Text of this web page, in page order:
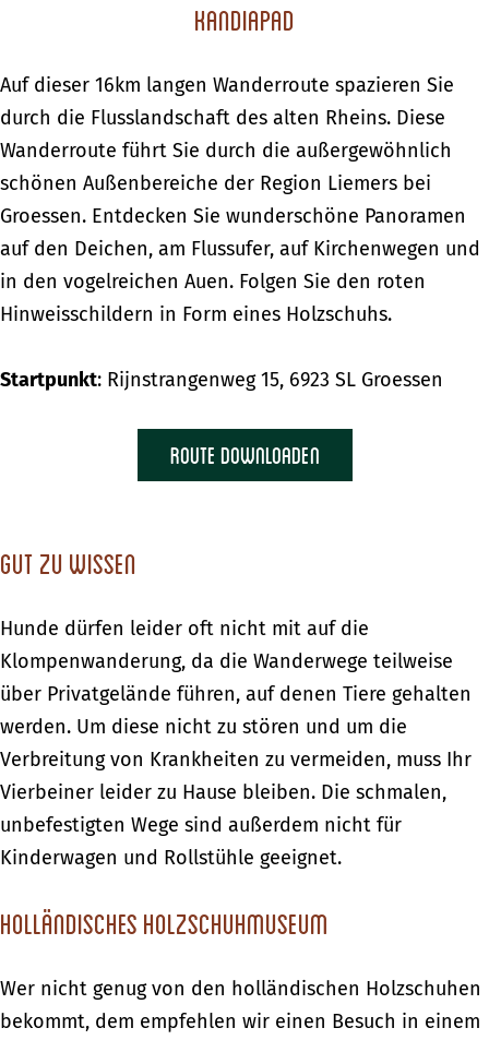
Kandiapad
Auf dieser 16km langen Wanderroute spazieren Sie
durch die Flusslandschaft des alten Rheins. Diese
Wanderroute führt Sie durch die außergewöhnlich
schönen Außenbereiche der Region Liemers bei
Groessen. Entdecken Sie wunderschöne Panoramen
auf den Deichen, am Flussufer, auf Kirchenwegen und
in den vogelreichen Auen. Folgen Sie den roten
Hinweisschildern in Form eines Holzschuhs.
Startpunkt: Rijnstrangenweg 15, 6923 SL Groessen
Route downloaden
Gut zu wissen
Hunde dürfen leider oft nicht mit auf die
Klompenwanderung, da die Wanderwege teilweise
über Privatgelände führen, auf denen Tiere gehalten
werden. Um diese nicht zu stören und um die
Verbreitung von Krankheiten zu vermeiden, muss Ihr
Vierbeiner leider zu Hause bleiben. Die schmalen,
unbefestigten Wege sind außerdem nicht für
Kinderwagen und Rollstühle geeignet.
Holländisches Holzschuhmuseum
Wer nicht genug von den holländischen Holzschuhen
bekommt, dem empfehlen wir einen Besuch in einem